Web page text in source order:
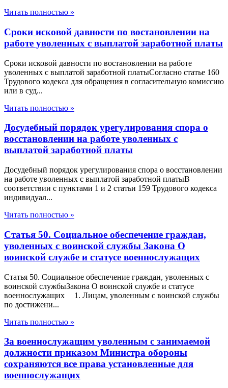
Читать полностью »
Сроки исковой давности по востановлении на
работе уволенных с выплатой заработной платы
Сроки исковой давности по востановлении на работе
уволенных с выплатой заработной платыСогласно статье 160
Трудового кодекса для обращения в согласительную комиссию
или в суд...
Читать полностью »
Досудебный порядок урегулирования спора о
восстановлении на работе уволенных с
выплатой заработной платы
Досудебный порядок урегулирования спора о восстановлении
на работе уволенных с выплатой заработной платыВ
соответствии с пунктами 1 и 2 статьи 159 Трудового кодекса
индивидуал...
Читать полностью »
Статья 50. Социальное обеспечение граждан,
уволенных с воинской службы Закона О
воинской службе и статусе военнослужащих
Статья 50. Социальное обеспечение граждан, уволенных с
воинской службыЗакона О воинской службе и статусе
военнослужащих 1. Лицам, уволенным с воинской службы
по достижени...
Читать полностью »
За военнослужащим уволенным с занимаемой
должности приказом Министра обороны
сохраняются все права установленные для
военнослужащих